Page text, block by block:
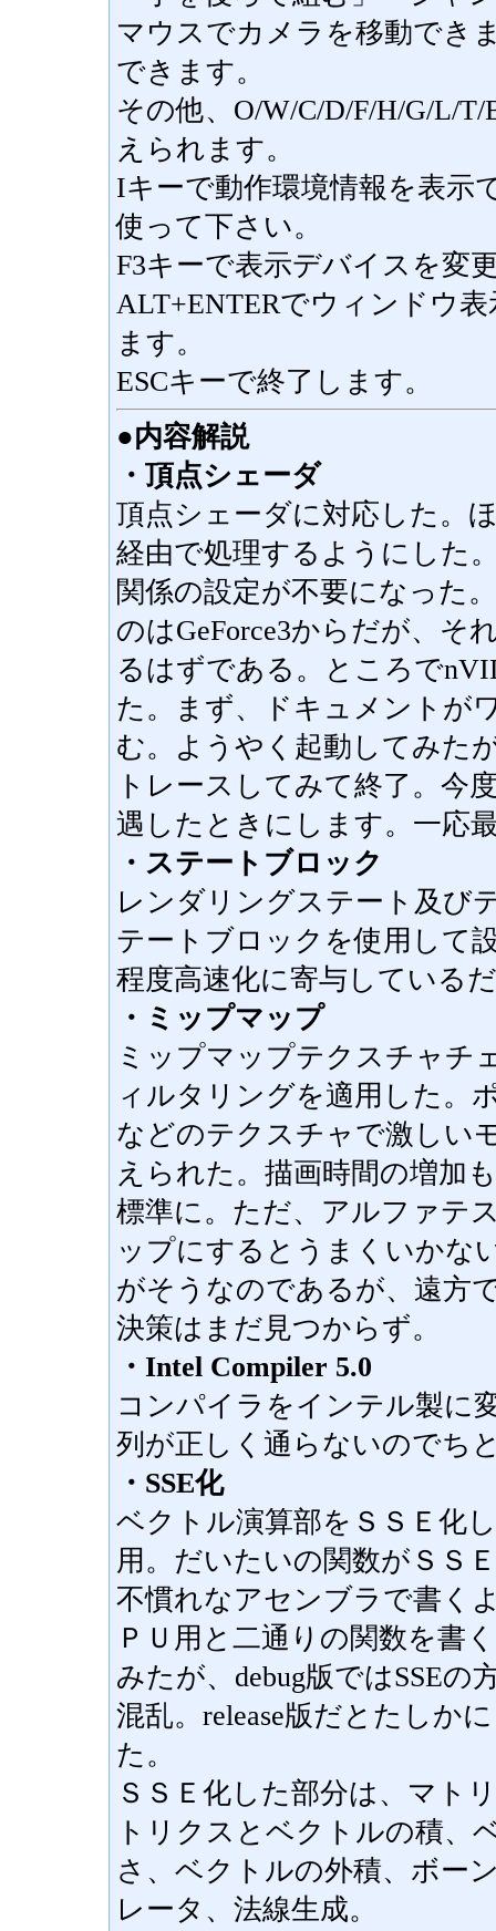
マウスでカメラを移動でき
できます。
その他、O/W/C/D/F/H/G/L/
えられます。
Iキーで動作環境情報を表示
使って下さい。
F3キーで表示デバイスを変
ALT+ENTERでウィンドウ
ます。
ESCキーで終了します。
●内容解説
・頂点シェーダ
頂点シェーダに対応した。
経由で処理するようにした
関係の設定が不要になった
のはGeForce3からだが、そ
るはずである。ところで
た。まず、ドキュメントが
む。ようやく起動してみた
トレースしてみて終了。今
遇したときにします。一応
・ステートブロック
レンダリングステート及び
テートブロックを使用して
程度高速化に寄与している
・ミップマップ
ミップマップテクスチャチ
ィルタリングを適用した。
などのテクスチャで激しい
えられた。描画時間の増加
標準に。ただ、アルファテ
ップにするとうまくいかな
がそうなのであるが、遠方
決策はまだ見つからず。
・Intel Compiler 5.0
コンパイラをインテル製に
列が正しく通らないのでち
・SSE化
ベクトル演算部をＳＳＥ化
用。だいたいの関数がＳＳ
不慣れなアセンブラで書く
ＰＵ用と二通りの関数を書
みたが、debug版ではSSE
混乱。release版だとたしか
た。
ＳＳＥ化した部分は、マト
トリクスとベクトルの積、
さ、ベクトルの外積、ボー
レータ、法線生成。